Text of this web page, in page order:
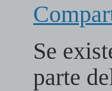
Se
parte